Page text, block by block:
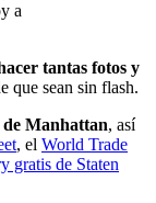
a
tantas fotos y
que sean sin flash.
de Manhattan, así
, el World Trade
gratis de Staten